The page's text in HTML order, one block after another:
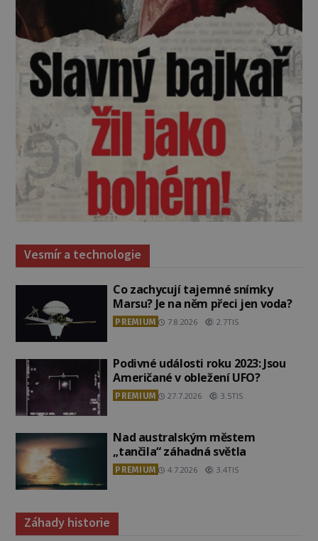
Vesmír a technologie
Co zachycují tajemné snímky
Marsu? Je na něm přeci jen voda?
PREMIUM 7.8.2026 2.7TIS
Podivné události roku 2023: Jsou
Američané v obležení UFO?
PREMIUM 27.7.2026 3.5TIS
Nad australským městem
„tančila“ záhadná světla
PREMIUM 4.7.2026 3.4TIS
Záhady historie